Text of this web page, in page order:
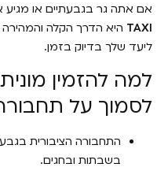
אם אתה גר בגבעתיים או מגיע
TAXIהיא הדרך הקלה והמהירה
ליעד שלך בדיוק בזמן.
למה להזמין
לסמוך על תחבורה
התחבורה הציבורית
בשבתות ובחגים.